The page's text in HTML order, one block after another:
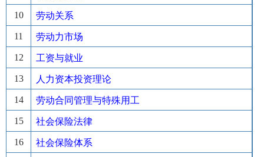
10 劳动关系
11 劳动力市场
12 工资与就业
13 人力资本投资理论
14 劳动合同管理与特殊用工
15 社会保险法律
16 社会保险体系